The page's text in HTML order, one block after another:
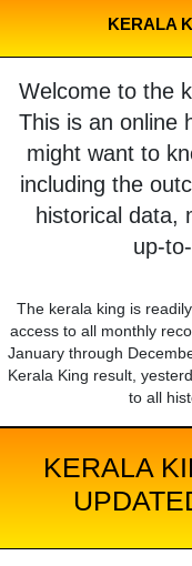
KERALA
Welcome to the
This is an online
might want to
including the
historical data,
up-
The kerala king is
access to all monthly
January through
Kerala King result,
to all
KERALA